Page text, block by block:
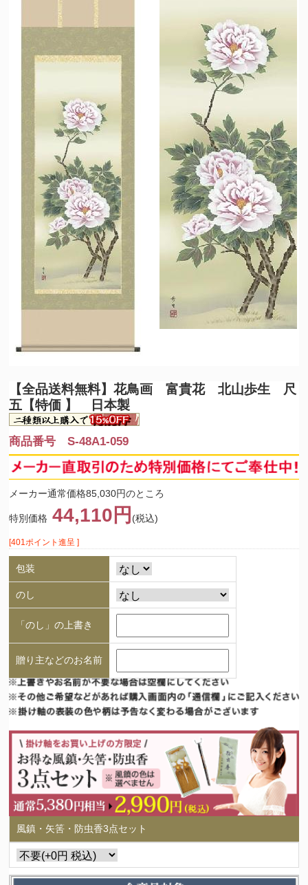
【全品送料無料】花鳥画 富貴花 北山歩生 尺
五【特価 】 日本製
商品番号 S-48A1-059
メーカー通常価格85,030円のところ
特別価格 44,110円 (税込)
[401ポイント進呈 ]
包装
のし
「のし」の上書き
贈り主などのお名前
風鎮・矢筈・防虫香3点セット